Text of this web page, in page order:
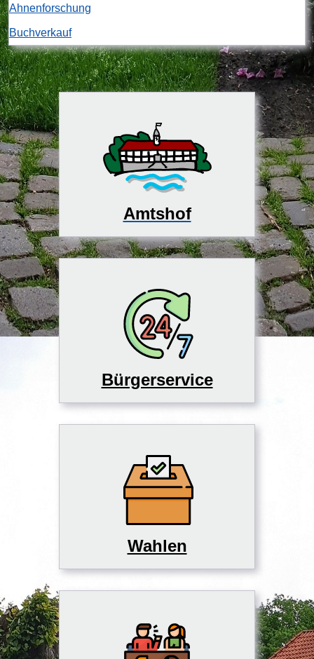
Ahnenforschung
Buchverkauf
Amtshof
Bürgerservice
Wahlen